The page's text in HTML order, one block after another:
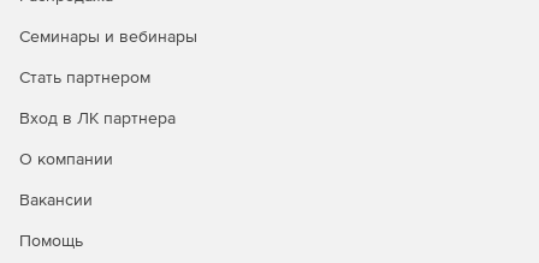
Семинары и вебинары
Стать партнером
Вход в ЛК партнера
О компании
Вакансии
Помощь